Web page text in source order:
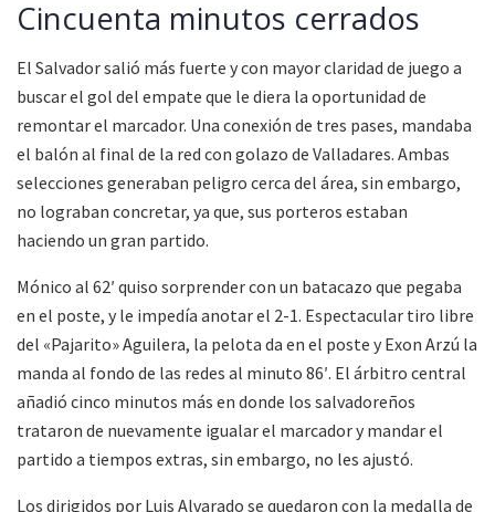
Cincuenta minutos cerrados
El Salvador salió más fuerte y con mayor claridad de juego a
buscar el gol del empate que le diera la oportunidad de
remontar el marcador. Una conexión de tres pases, mandaba
el balón al final de la red con golazo de Valladares. Ambas
selecciones generaban peligro cerca del área, sin embargo,
no lograban concretar, ya que, sus porteros estaban
haciendo un gran partido.
Mónico al 62′ quiso sorprender con un batacazo que pegaba
en el poste, y le impedía anotar el 2-1. Espectacular tiro libre
del «Pajarito» Aguilera, la pelota da en el poste y Exon Arzú la
manda al fondo de las redes al minuto 86′. El árbitro central
añadió cinco minutos más en donde los salvadoreños
trataron de nuevamente igualar el marcador y mandar el
partido a tiempos extras, sin embargo, no les ajustó.
Los dirigidos por Luis Alvarado se quedaron con la medalla de